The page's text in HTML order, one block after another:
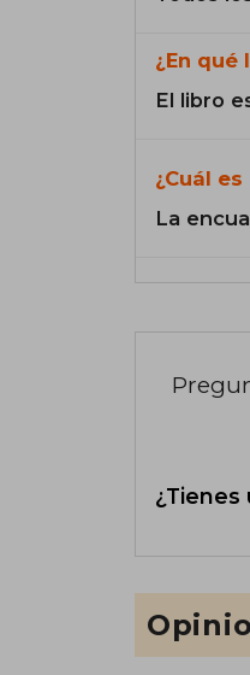
¿En
El libro
¿Cuál
La